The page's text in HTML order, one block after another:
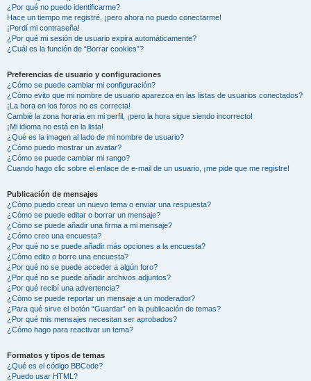
¿Por qué no puedo identificarme?
Hace un tiempo me registré, ¡pero ahora no puedo conectarme!
¡Perdí mi contraseña!
¿Por qué mi sesión de usuario expira automáticamente?
¿Cuál es la función de “Borrar cookies”?
Preferencias de usuario y configuraciones
¿Cómo se puede cambiar mi configuración?
¿Cómo evito que mi nombre de usuario aparezca en las listas de usuarios conectados?
¡La hora en los foros no es correcta!
Cambié la zona horaria en mi perfil, ¡pero la hora sigue siendo incorrecto!
¡Mi idioma no está en la lista!
¿Qué es la imagen al lado de mi nombre de usuario?
¿Cómo puedo mostrar un avatar?
¿Cómo se puede cambiar mi rango?
Cuando hago clic sobre el enlace de e-mail de un usuario, ¡me pide que me registre!
Publicación de mensajes
¿Cómo puedo crear un nuevo tema o enviar una respuesta?
¿Cómo se puede editar o borrar un mensaje?
¿Cómo se puede añadir una firma a mi mensaje?
¿Cómo creo una encuesta?
¿Por qué no se puede añadir más opciones a la encuesta?
¿Cómo edito o borro una encuesta?
¿Por qué no se puede acceder a algún foro?
¿Por qué no se puede añadir archivos adjuntos?
¿Por qué recibí una advertencia?
¿Cómo se puede reportar un mensaje a un moderador?
¿Para qué sirve el botón “Guardar” en la publicación de temas?
¿Por qué mis mensajes necesitan ser aprobados?
¿Cómo hago para reactivar un tema?
Formatos y tipos de temas
¿Qué es el código BBCode?
¿Puedo usar HTML?